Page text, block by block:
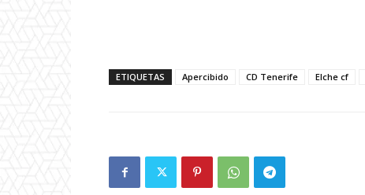
ETIQUETAS Apercibido CD Tenerife Elche cf